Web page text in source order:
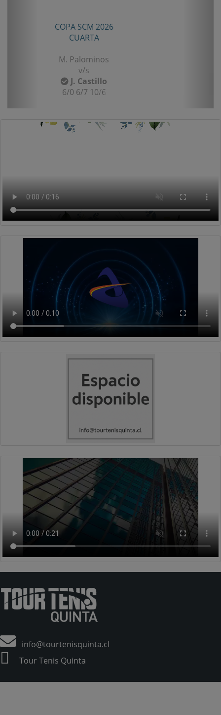
COPA SCM 2026
CUARTA
M. Palominos
v/s
J. Castillo
6/0 6/7 10/6
info@tourtenisquinta.cl
Tour Tenis Quinta